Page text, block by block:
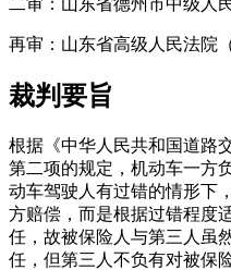
二审：山东省德州市中级人
再审：山东省高级人民法院
裁判要旨
根据《中华人民共和国道路
第二项的规定，机动车一方
动车驾驶人有过错的情形下
方赔偿，而是根据过错程度
任，故被保险人与第三人虽
任，但第三人不负有对被保